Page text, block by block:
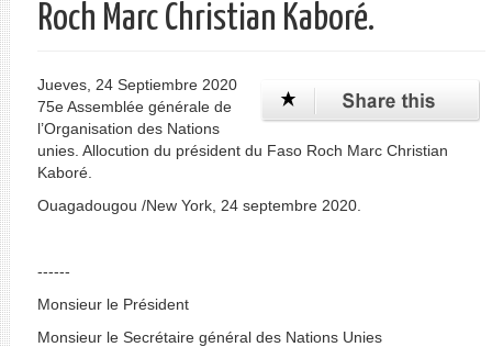
Roch Marc Christian Kaboré.
Jueves, 24 Septiembre 2020
75e Assemblée générale de
l’Organisation des Nations
unies. Allocution du président du Faso Roch Marc Christian
Kaboré.
Ouagadougou /New York, 24 septembre 2020.
------
Monsieur le Président
Monsieur le Secrétaire général des Nations Unies